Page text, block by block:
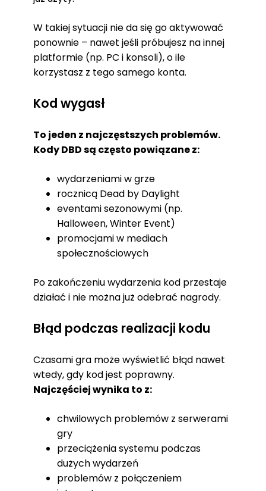
W takiej sytuacji nie da się go aktywować
ponownie – nawet jeśli próbujesz na innej
platformie (np. PC i konsoli), o ile
korzystasz z tego samego konta.
Kod wygasł
To jeden z najczęstszych problemów.
Kody DBD są często powiązane z:
wydarzeniami w grze
rocznicą Dead by Daylight
eventami sezonowymi (np.
Halloween, Winter Event)
promocjami w mediach
społecznościowych
Po zakończeniu wydarzenia kod przestaje
działać i nie można już odebrać nagrody.
Błąd podczas realizacji kodu
Czasami gra może wyświetlić błąd nawet
wtedy, gdy kod jest poprawny.
Najczęściej wynika to z:
chwilowych problemów z serwerami
gry
przeciążenia systemu podczas
dużych wydarzeń
problemów z połączeniem